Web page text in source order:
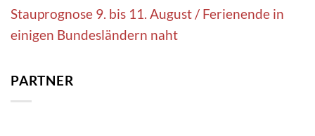
Stauprognose 9. bis 11. August / Ferienende in
einigen Bundesländern naht
PARTNER